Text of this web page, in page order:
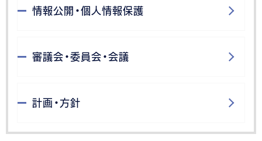
情報公開・個人情報保護
審議会・委員会・会議
計画・方針